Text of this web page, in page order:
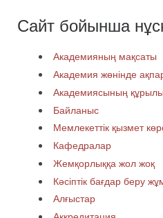
Сайт бойынша
Академияның мақсаты
Академия жөнінде
Академиясының
Байланыс
Мемлекеттік қызмет
Кафедралар
Жемқорлыққа жол жоқ
Кәсіптік бағдар беру
Алғыстар